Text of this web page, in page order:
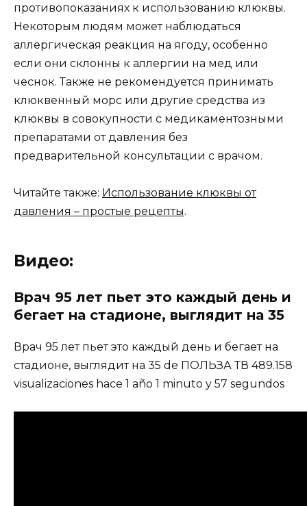
противопоказаниях к использованию клюквы.
Некоторым людям может наблюдаться
аллергическая реакция на ягоду, особенно
если они склонны к аллергии на мед или
чеснок. Также не рекомендуется принимать
клюквенный морс или другие средства из
клюквы в совокупности с медикаментозными
препаратами от давления без
предварительной консультации с врачом.
Читайте также: Использование клюквы от
давления – простые рецепты.
Видео:
Врач 95 лет пьет это каждый день и
бегает на стадионе, выглядит на 35
Врач 95 лет пьет это каждый день и бегает на
стадионе, выглядит на 35 de ПОЛЬЗА ТВ 489.158
visualizaciones hace 1 año 1 minuto y 57 segundos